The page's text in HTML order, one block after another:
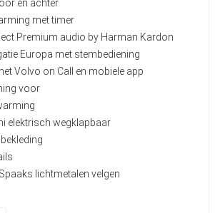
en achter
met timer
Premium audio by Harman Kardon
Europa met stembediening
Volvo on Call en mobiele app
voor
elektrisch wegklapbaar
lichtmetalen velgen